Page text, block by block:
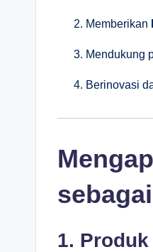
Memberikan
Mendukung
Berinovasi
1.